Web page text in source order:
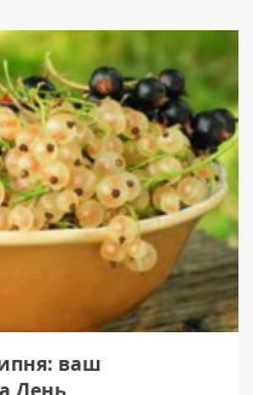
ваш